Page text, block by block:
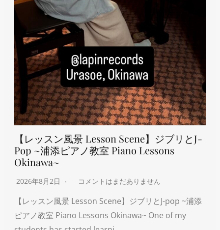
【レッスン風景 Lesson Scene】ジブリとJ-
Pop ~浦添ピアノ教室 Piano Lessons
Okinawa~
2026年8月2日 コメントはまだありません
【レッスン風景 Lesson Scene】ジブリとJ-pop ~浦添
ピアノ教室 Piano Lessons Okinawa~ One of my